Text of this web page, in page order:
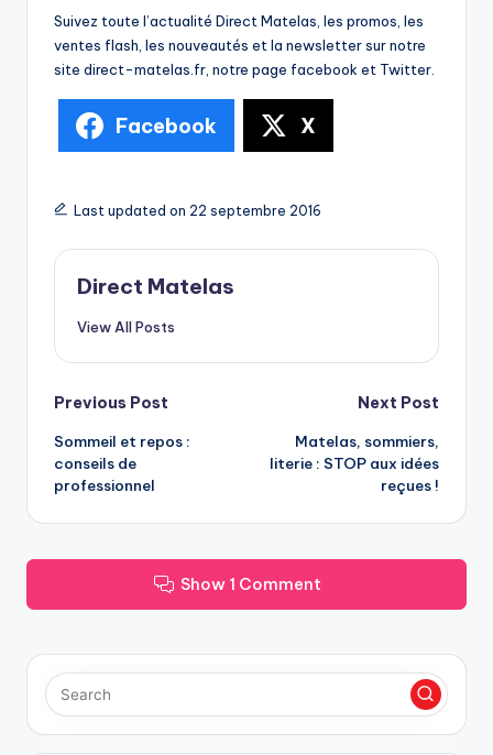
Suivez toute l’actualité Direct Matelas, les promos, les
ventes flash, les nouveautés et la newsletter sur notre
site direct-matelas.fr, notre page facebook et Twitter.
Facebook X
Last updated on 22 septembre 2016
Direct Matelas
View All Posts
Previous Post
Sommeil et repos :
conseils de
professionnel
Next Post
Matelas, sommiers,
literie : STOP aux idées
reçues !
Show 1 Comment